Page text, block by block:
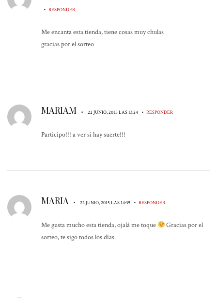
• RESPONDER
Me encanta esta tienda, tiene cosas muy chulas
gracias por el sorteo
MARIAM • 22 JUNIO, 2015 LAS 13:24 • RESPONDER
Participo!!! a ver si hay suerte!!!
MARIA • 22 JUNIO, 2015 LAS 14:39 • RESPONDER
Me gusta mucho esta tienda, ojalá me toque
Gracias por el
sorteo, te sigo todos los días.